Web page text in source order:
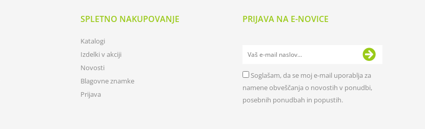
SPLETNO NAKUPOVANJE
Katalogi
Izdelki v akciji
Novosti
Blagovne znamke
Prijava
PRIJAVA NA E-NOVICE
Soglašam, da se moj e-mail uporablja za
namene obveščanja o novostih v ponudbi,
posebnih ponudbah in popustih.